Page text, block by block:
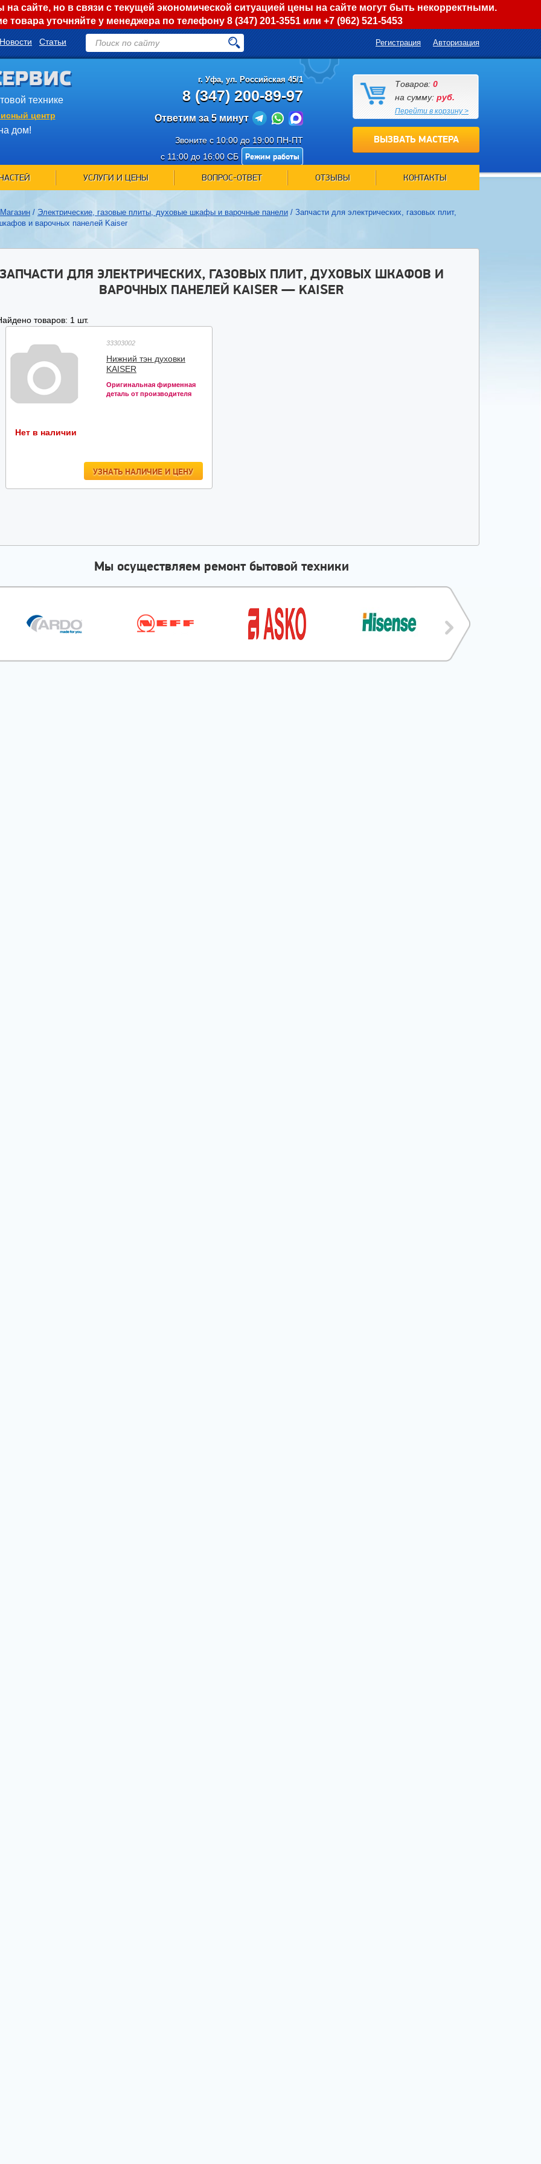
сайте, но в связи с текущей экономической ситуацией цены на сайте могут быть некорректными.
товара уточняйте у менеджера по телефону 8 (347) 201-3551или +7 (962) 521-5453
Новости Статьи Регистрация Авторизация
технике
центр
дом!
г. Уфа, ул. Российская 45/1
8 (347) 200-89-97
Ответим за 5 минут
Звоните с 10:00 до 19:00 ПН-ПТ
с 11:00 до 16:00 СБ
Режим работы
Товаров: 0
на сумму: руб.
Перейти в корзину >
ВЫЗВАТЬ МАСТЕРА
УСЛУГИ И ЦЕНЫ ВОПРОС-ОТВЕТ ОТЗЫВЫ КОНТАКТЫ
Магазин / Электрические, газовые плиты, духовые шкафы и варочные панели / Запчасти для электрических, газовых плит,
и варочных панелей Kaiser
ЗАПЧАСТИ ДЛЯ ЭЛЕКТРИЧЕСКИХ, ГАЗОВЫХ ПЛИТ, ДУХОВЫХ ШКАФОВ И
ВАРОЧНЫХ ПАНЕЛЕЙ KAISER — KAISER
товаров: 1 шт.
33303002
Нижний тэн духовки
KAISER
Оригинальная фирменная
деталь от производителя
УЗНАТЬ НАЛИЧИЕ И ЦЕНУ
Нет в наличии
Мы осуществляем ремонт бытовой техники